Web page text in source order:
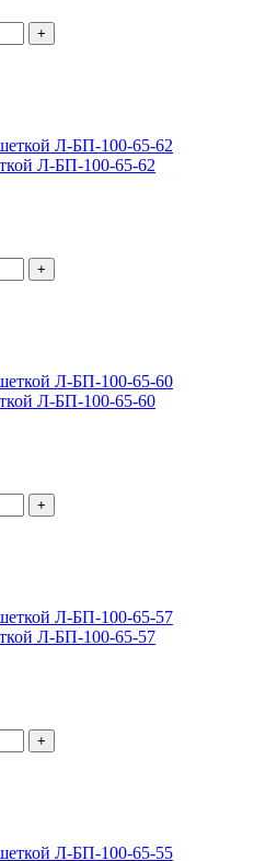
+
Л-БП-100-65-62
+
Л-БП-100-65-60
+
Л-БП-100-65-57
+